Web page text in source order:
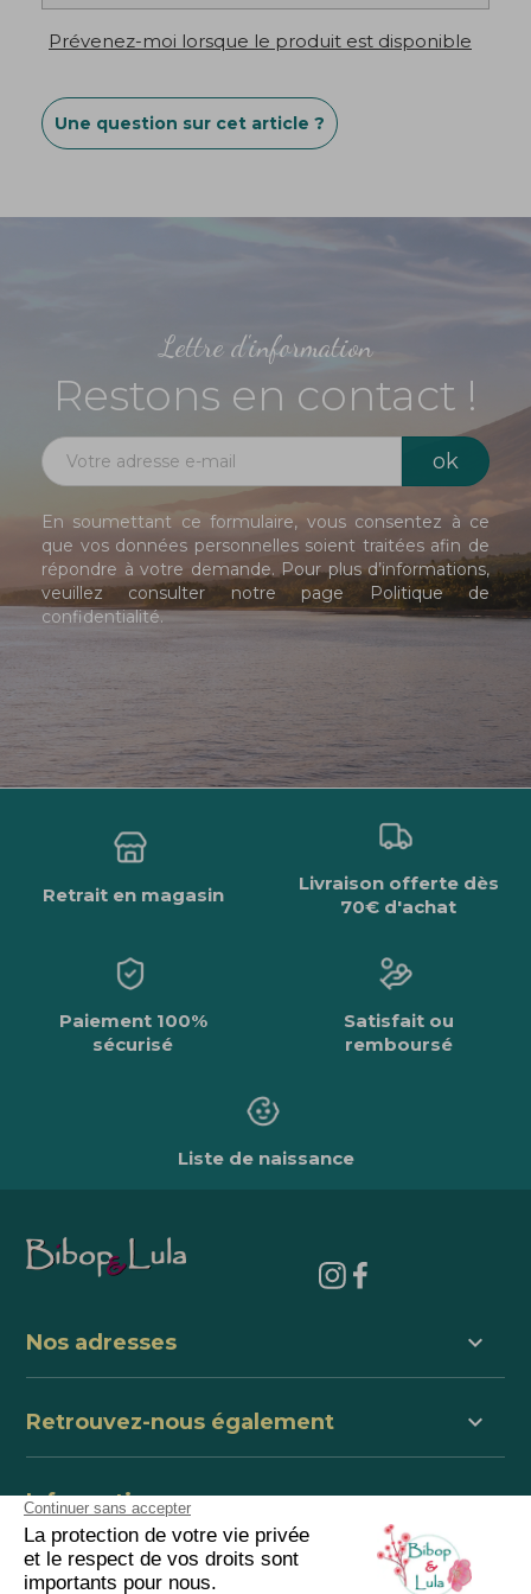
puissance
Utiliser unebrosse doucepour préserver le
CréationBibop & Lula
Prévenez-moi lorsque le produit est disponible
Une question sur cet article ?
Lettre d'information
Restons en contact !
En soumettant ce formulaire, vous consentez à ce
que vos données personnelles soient traitées afin de
répondre à votre demande. Pour plus d’informations,
veuillez consulter notre page Politique de
confidentialité.
Retrait en magasin
Livraison offerte dès
70€ d'achat
Paiement 100%
sécurisé
Satisfait ou
remboursé
Liste de naissance
Nos adresses keyboard_arrow_down
Retrouvez-nous également keyboard_arrow_down
Informations keyboard_arrow_down
centre de support keyboard_arrow_down